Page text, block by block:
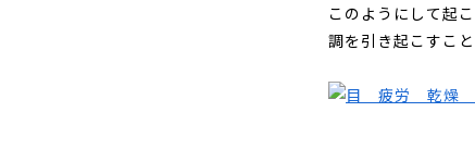
このようにして起
調を引き起こすこ